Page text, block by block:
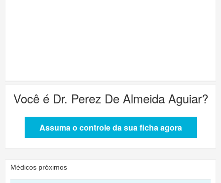
Você é Dr. Perez De Almeida Aguiar?
Assuma o controle da sua ficha agora
Médicos próximos